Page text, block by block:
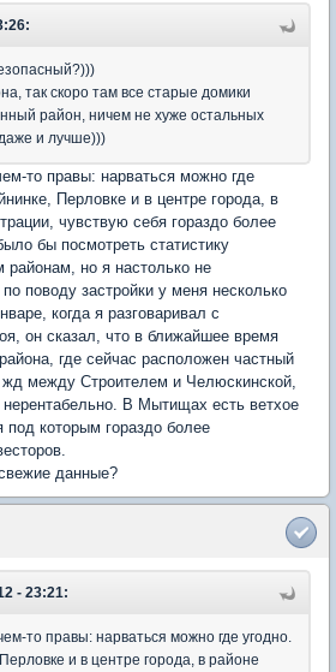
так скоро там все старые домики
район, ничем не хуже остальных
и лучше)))
то правы: нарваться можно где
Перловке и в центре города, в
чувствую себя гораздо более
бы посмотреть статистику
районам, но я настолько не
поводу застройки у меня несколько
когда я разговаривал с
он сказал, что в ближайшее время
где сейчас расположен частный
между Строителем и Челюскинской,
нерентабельно. В Мытищах есть ветхое
которым гораздо более
данные?
- 23:21:
то правы: нарваться можно где угодно.
и в центре города, в районе